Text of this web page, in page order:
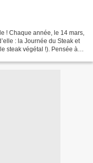
! Chaque année, le 14 mars,
: la Journée du Steak et
steak végétal !). Pensée à